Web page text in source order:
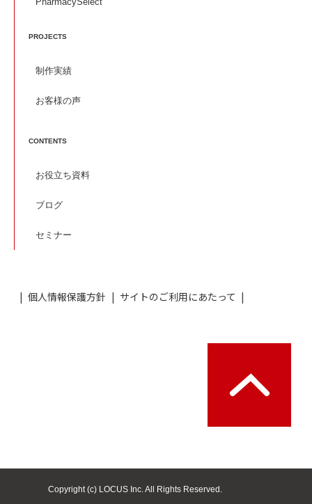
PROJECTS
制作実績
お客様の声
CONTENTS
お役立ち資料
ブログ
セミナー
個人情報保護方針 サイトのご利用にあたって
Copyright (c) LOCUS Inc. All Rights Reserved.